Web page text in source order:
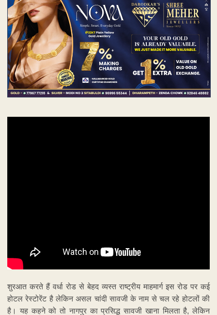
शुरआत करते हैं वर्धा रोड से बेहद व्यस्त राष्ट्रीय माहमार्ग इस रोड पर कई
होटल रेस्टोरेंट है लेकिन असल चांदी सावजी के नाम से चल रहे होटलों की
है। यह कहने को तो नागपुर का प्रसिद्ध सावजी खाना मिलता है, लेकिन